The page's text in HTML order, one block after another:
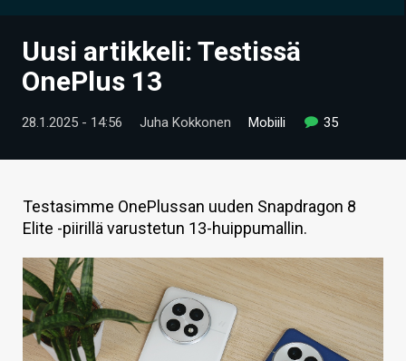
UUTISET
TIETOA
HINTA.FI
KAUPPA
VAIHDA TEEMA
Uusi artikkeli: Testissä
OnePlus 13
28.1.2025 - 14:56 Juha Kokkonen Mobiili 35
Testasimme OnePlussan uuden Snapdragon 8
Elite -piirillä varustetun 13-huippumallin.